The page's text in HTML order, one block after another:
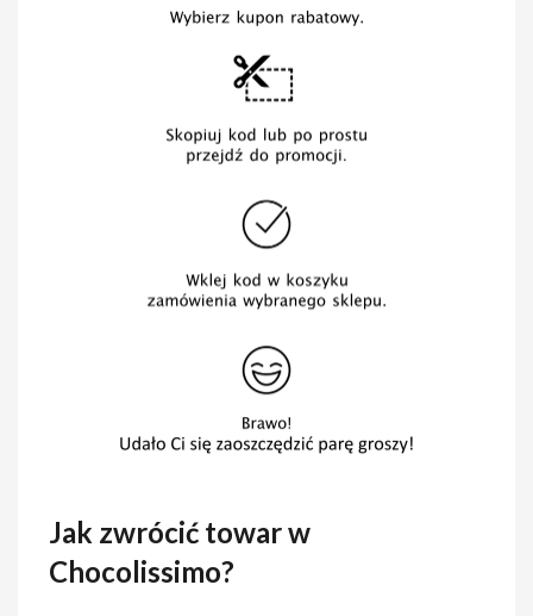
Jak zwrócić towar w
Chocolissimo?